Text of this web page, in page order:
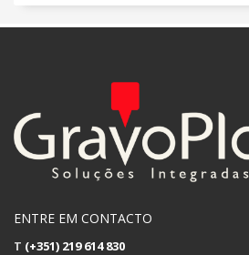
ENTRE EM CONTACTO
T (+351) 219 614 830